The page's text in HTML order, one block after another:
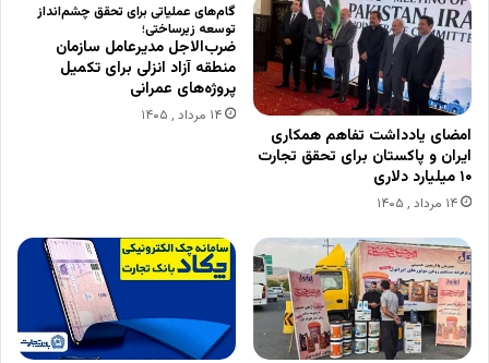
امضای یادداشت تفاهم همکاری
ایران و پاکستان برای تحقق تجارت
۱۰ میلیارد دلاری
۱۴ مرداد , ۱۴۰۵
گام‌های عملیاتی برای تحقق چشم‌انداز
توسعه زیرساختی؛
ضرب‌الاجل مدیرعامل سازمان
منطقه آزاد انزلی برای تکمیل
پروژه‌های عمرانی
۱۴ مرداد , ۱۴۰۵